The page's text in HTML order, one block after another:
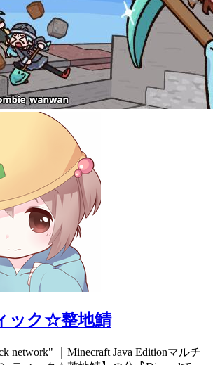
ック☆整地鯖
network" ｜Minecraft Java Editionマルチ